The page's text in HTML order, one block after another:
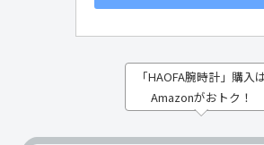
「HAOFA腕時計」購入
Amazonがおトク！